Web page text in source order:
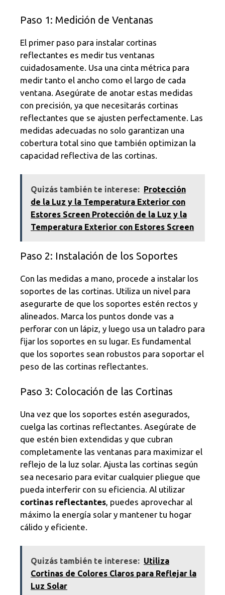
Paso 1: Medición de Ventanas
El primer paso para instalar cortinas
reflectantes es medir tus ventanas
cuidadosamente. Usa una cinta métrica para
medir tanto el ancho como el largo de cada
ventana. Asegúrate de anotar estas medidas
con precisión, ya que necesitarás cortinas
reflectantes que se ajusten perfectamente. Las
medidas adecuadas no solo garantizan una
cobertura total sino que también optimizan la
capacidad reflectiva de las cortinas.
Quizás también te interese: Protección
de la Luz y la Temperatura Exterior con
Estores Screen Protección de la Luz y la
Temperatura Exterior con Estores Screen
Paso 2: Instalación de los Soportes
Con las medidas a mano, procede a instalar los
soportes de las cortinas. Utiliza un nivel para
asegurarte de que los soportes estén rectos y
alineados. Marca los puntos donde vas a
perforar con un lápiz, y luego usa un taladro para
fijar los soportes en su lugar. Es fundamental
que los soportes sean robustos para soportar el
peso de las cortinas reflectantes.
Paso 3: Colocación de las Cortinas
Una vez que los soportes estén asegurados,
cuelga las cortinas reflectantes. Asegúrate de
que estén bien extendidas y que cubran
completamente las ventanas para maximizar el
reflejo de la luz solar. Ajusta las cortinas según
sea necesario para evitar cualquier pliegue que
pueda interferir con su eficiencia. Al utilizar
cortinas reflectantes , puedes aprovechar al
máximo la energía solar y mantener tu hogar
cálido y eficiente.
Quizás también te interese: Utiliza
Cortinas de Colores Claros para Reflejar la
Luz Solar